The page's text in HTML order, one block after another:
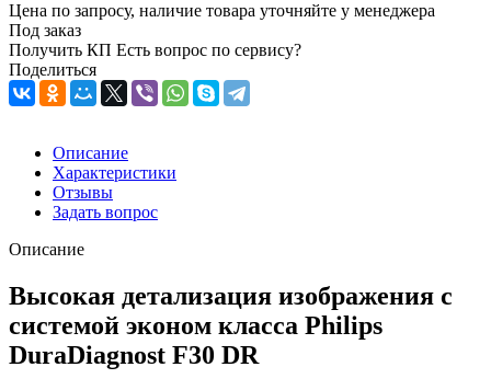
Цена по запросу, наличие товара уточняйте у менеджера
Под заказ
Получить КП Есть вопрос по сервису?
Поделиться
Описание
Характеристики
Отзывы
Задать вопрос
Описание
Высокая детализация изображения с
системой эконом класса Philips
DuraDiagnost F30 DR